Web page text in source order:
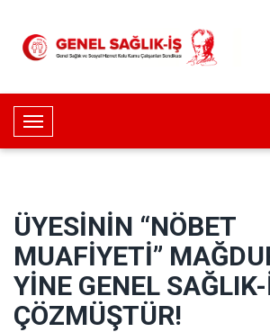
Toggle Navigation
ÜYESİNİN “NÖBET
MUAFİYETİ”
YİNE GENEL
ÇÖZMÜŞTÜR!